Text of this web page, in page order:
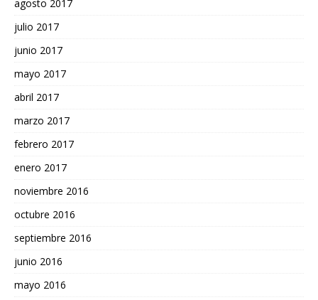
agosto 2017
julio 2017
junio 2017
mayo 2017
abril 2017
marzo 2017
febrero 2017
enero 2017
noviembre 2016
octubre 2016
septiembre 2016
junio 2016
mayo 2016